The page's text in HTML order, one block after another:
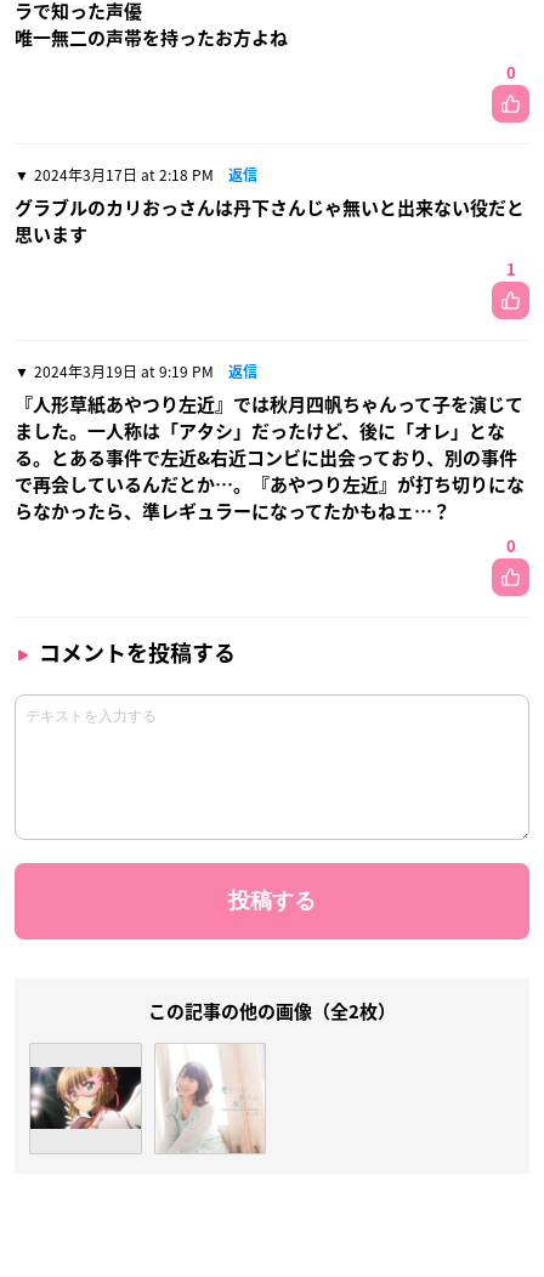
ラで知った声優
唯一無二の声帯を持ったお方よね
0
2024年3月17日 at 2:18 PM 返信
グラブルのカリおっさんは丹下さんじゃ無いと出来ない役だと
思います
1
2024年3月19日 at 9:19 PM 返信
『人形草紙あやつり左近』では秋月四帆ちゃんって子を演じて
ました。一人称は「アタシ」だったけど、後に「オレ」とな
る。とある事件で左近&右近コンビに出会っており、別の事件
で再会しているんだとか…。『あやつり左近』が打ち切りにな
らなかったら、準レギュラーになってたかもねェ…？
0
コメントを投稿する
この記事の他の画像（全2枚）